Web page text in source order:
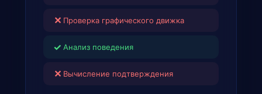
✕ Проверка графического движка
✓ Анализ поведения
✕ Вычисление подтверждения